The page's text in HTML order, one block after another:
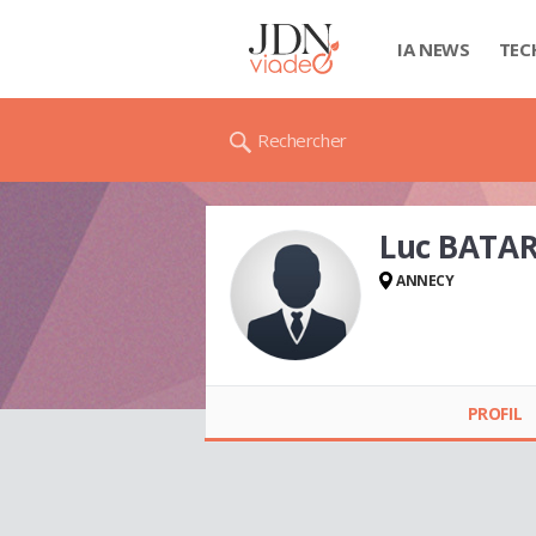
IA NEWS
Rechercher
Luc
ANNECY
PROFIL